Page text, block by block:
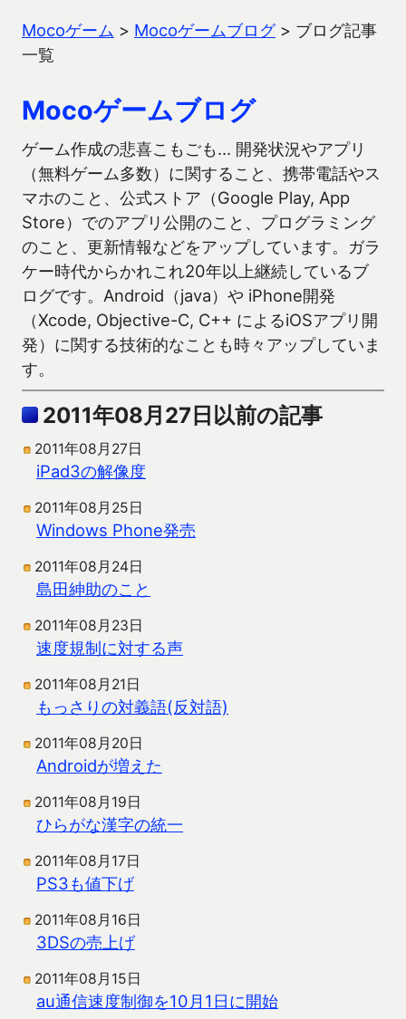
Mocoゲーム > Mocoゲームブログ> ブログ記事
一覧
Mocoゲームブログ
ゲーム作成の悲喜こもごも… 開発状況やアプリ
（無料ゲーム多数）に関すること、携帯電話やス
マホのこと、公式ストア（Google Play, App
Store）でのアプリ公開のこと、プログラミング
のこと、更新情報などをアップしています。ガラ
ケー時代からかれこれ20年以上継続しているブ
ログです。Android（java）や iPhone開発
（Xcode, Objective-C, C++ によるiOSアプリ開
発）に関する技術的なことも時々アップしていま
す。
2011年08月27日以前の記事
2011年08月27日
iPad3の解像度
2011年08月25日
Windows Phone発売
2011年08月24日
島田紳助のこと
2011年08月23日
速度規制に対する声
2011年08月21日
もっさりの対義語(反対語)
2011年08月20日
Androidが増えた
2011年08月19日
ひらがな漢字の統一
2011年08月17日
PS3も値下げ
2011年08月16日
3DSの売上げ
2011年08月15日
au通信速度制御を10月1日に開始